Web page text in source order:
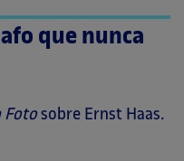
que nunca
Fotosobre Ernst Haas.